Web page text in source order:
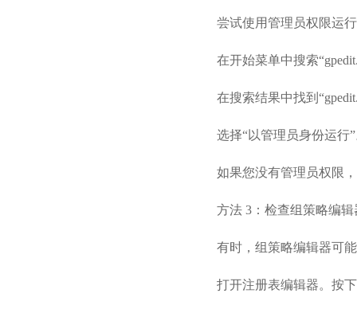
尝试使用管理员权限运
在开始菜单中搜索
在搜索结果中找到
选择“以管理员身份运行
如果您没有管理员权限
方法 3：检查组策略编
有时，组策略编辑器可
打开注册表编辑器。按